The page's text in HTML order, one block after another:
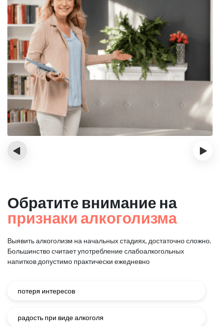
‹ ›
Обратите внимание на
признаки алкоголизма
Выявить алкоголизм на начальных стадиях, достаточно сложно.
Большинство считает употребление слабоалкогольных
напитков допустимо практически ежедневно
потеря интересов
радость при виде алкоголя